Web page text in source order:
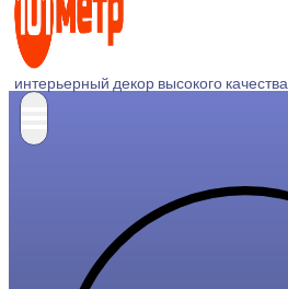
интерьерный декор высокого качества